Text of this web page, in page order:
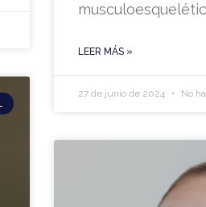
LEER MÁS »
27 de junio de 2024 No